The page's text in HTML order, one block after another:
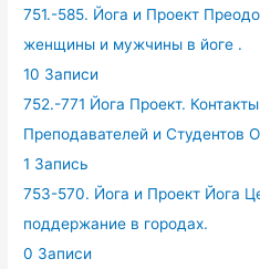
751.-585. Йога и Проект
женщины и мужчины в йоге .
10 Записи
752.-771 Йога Проект.
Преподавателей и Студентов
1 Запись
753-570. Йога и Проект Йога
поддержание в городах.
0 Записи